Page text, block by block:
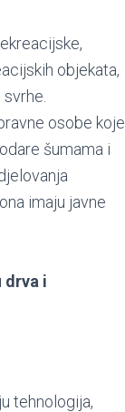
objekata,
osobe koje
šumama i
imaju javne
drva i
tehnologija,